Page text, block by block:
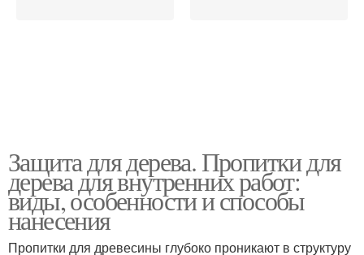
Защита для дерева. Пропитки для
дерева для внутренних работ:
виды, особенности и способы
нанесения
Пропитки для древесины глубоко проникают в структуру